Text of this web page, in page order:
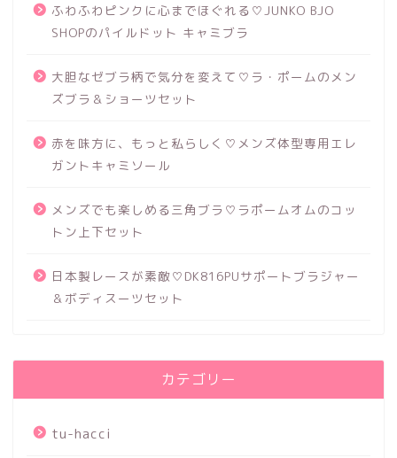
ふわふわピンクに心までほぐれる♡JUNKO BJO
SHOPのパイルドット キャミブラ
大胆なゼブラ柄で気分を変えて♡ラ・ポームのメン
ズブラ＆ショーツセット
赤を味方に、もっと私らしく♡メンズ体型専用エレ
ガントキャミソール
メンズでも楽しめる三角ブラ♡ラポームオムのコッ
トン上下セット
日本製レースが素敵♡DK816PUサポートブラジャー
＆ボディスーツセット
カテゴリー
tu-hacci